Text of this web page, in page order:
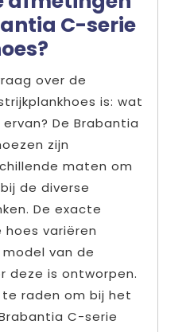
C-serie
over de
is: wat
De Brabantia
zijn
maten om
de diverse
De exacte
variëren
van de
deze is ontworpen.
raden om bij het
C-serie